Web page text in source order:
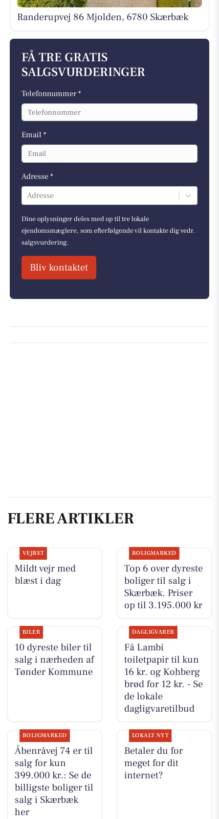
Randerupvej 86 Mjolden, 6780 Skærbæk
FÅ TRE GRATIS
SALGSVURDERINGER
Telefonnummer *
Email *
Adresse *
Adresse
Dine oplysninger deles med op til tre lokale
ejendomsmæglere, som efterfølgende vil kontakte dig vedr.
salgsvurdering.
Bliv kontaktet
FLERE ARTIKLER
VEJRET
Mildt vejr med
blæst i dag
BOLIGMARKED
Top 6 over dyreste
boliger til salg i
Skærbæk. Priser
op til 3.195.000 kr
BILER
10 dyreste biler til
salg i nærheden af
Tønder Kommune
DAGLIGVARER
Få Lambi
toiletpapir til kun
16 kr. og Kohberg
brød for 12 kr. - Se
de lokale
dagligvaretilbud
BOLIGMARKED
Åbenråvej 74 er til
salg for kun
399.000 kr.: Se de
billigste boliger til
salg i Skærbæk
her
LOKALT NYT
Betaler du for
meget for dit
internet?